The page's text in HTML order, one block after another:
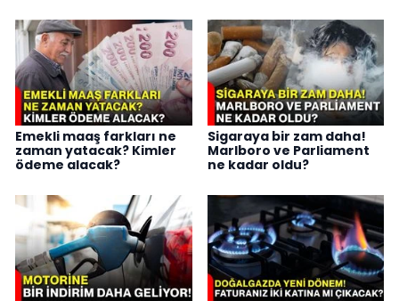
Emekli maaş farkları ne
zaman yatacak? Kimler
ödeme alacak?
Sigaraya bir zam daha!
Marlboro ve Parliament
ne kadar oldu?